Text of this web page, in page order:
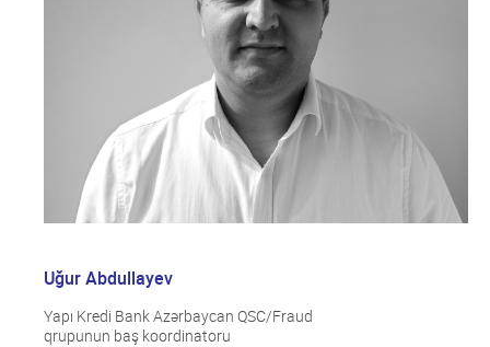
Uğur Abdullayev
Yapı Kredi Bank Azərbaycan QSC/Fraud
qrupunun baş koordinatoru